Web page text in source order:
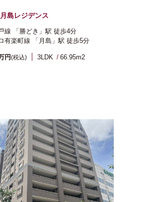
島レジデンス
線 「勝どき」駅 徒歩4分
有楽町線
「月島」駅 徒歩5分
円(税込) 3LDK 66.95m2